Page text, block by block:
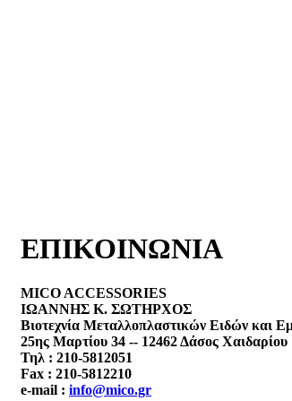
ΕΠΙΚΟΙΝΩΝΙΑ
MICO ACCESSORIES
ΙΩΑΝΝΗΣ Κ. ΣΩΤΗΡΧΟΣ
Βιοτεχνία Μεταλλοπλαστικών Ειδών και
25ης Μαρτίου 34 -- 12462 Δάσος Χαιδαρίου
Τηλ : 210-5812051
Fax : 210-5812210
e-mail : info@mico.gr